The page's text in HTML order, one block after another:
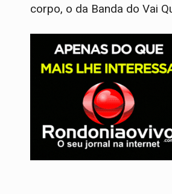
corpo, o da Banda do Vai